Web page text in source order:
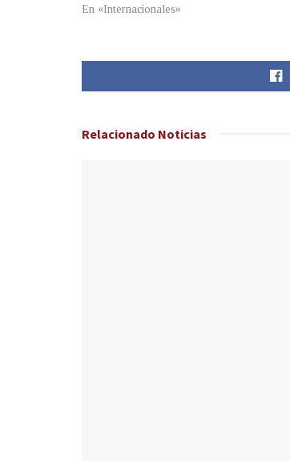
En «Internacionales»
Relacionado Noticias